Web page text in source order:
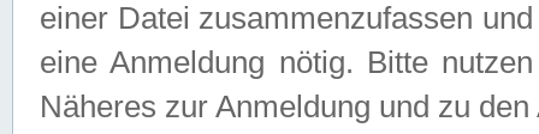
einer Datei zusammenzufassen
eine Anmeldung nötig. Bitte
Näheres zur Anmeldung und zu